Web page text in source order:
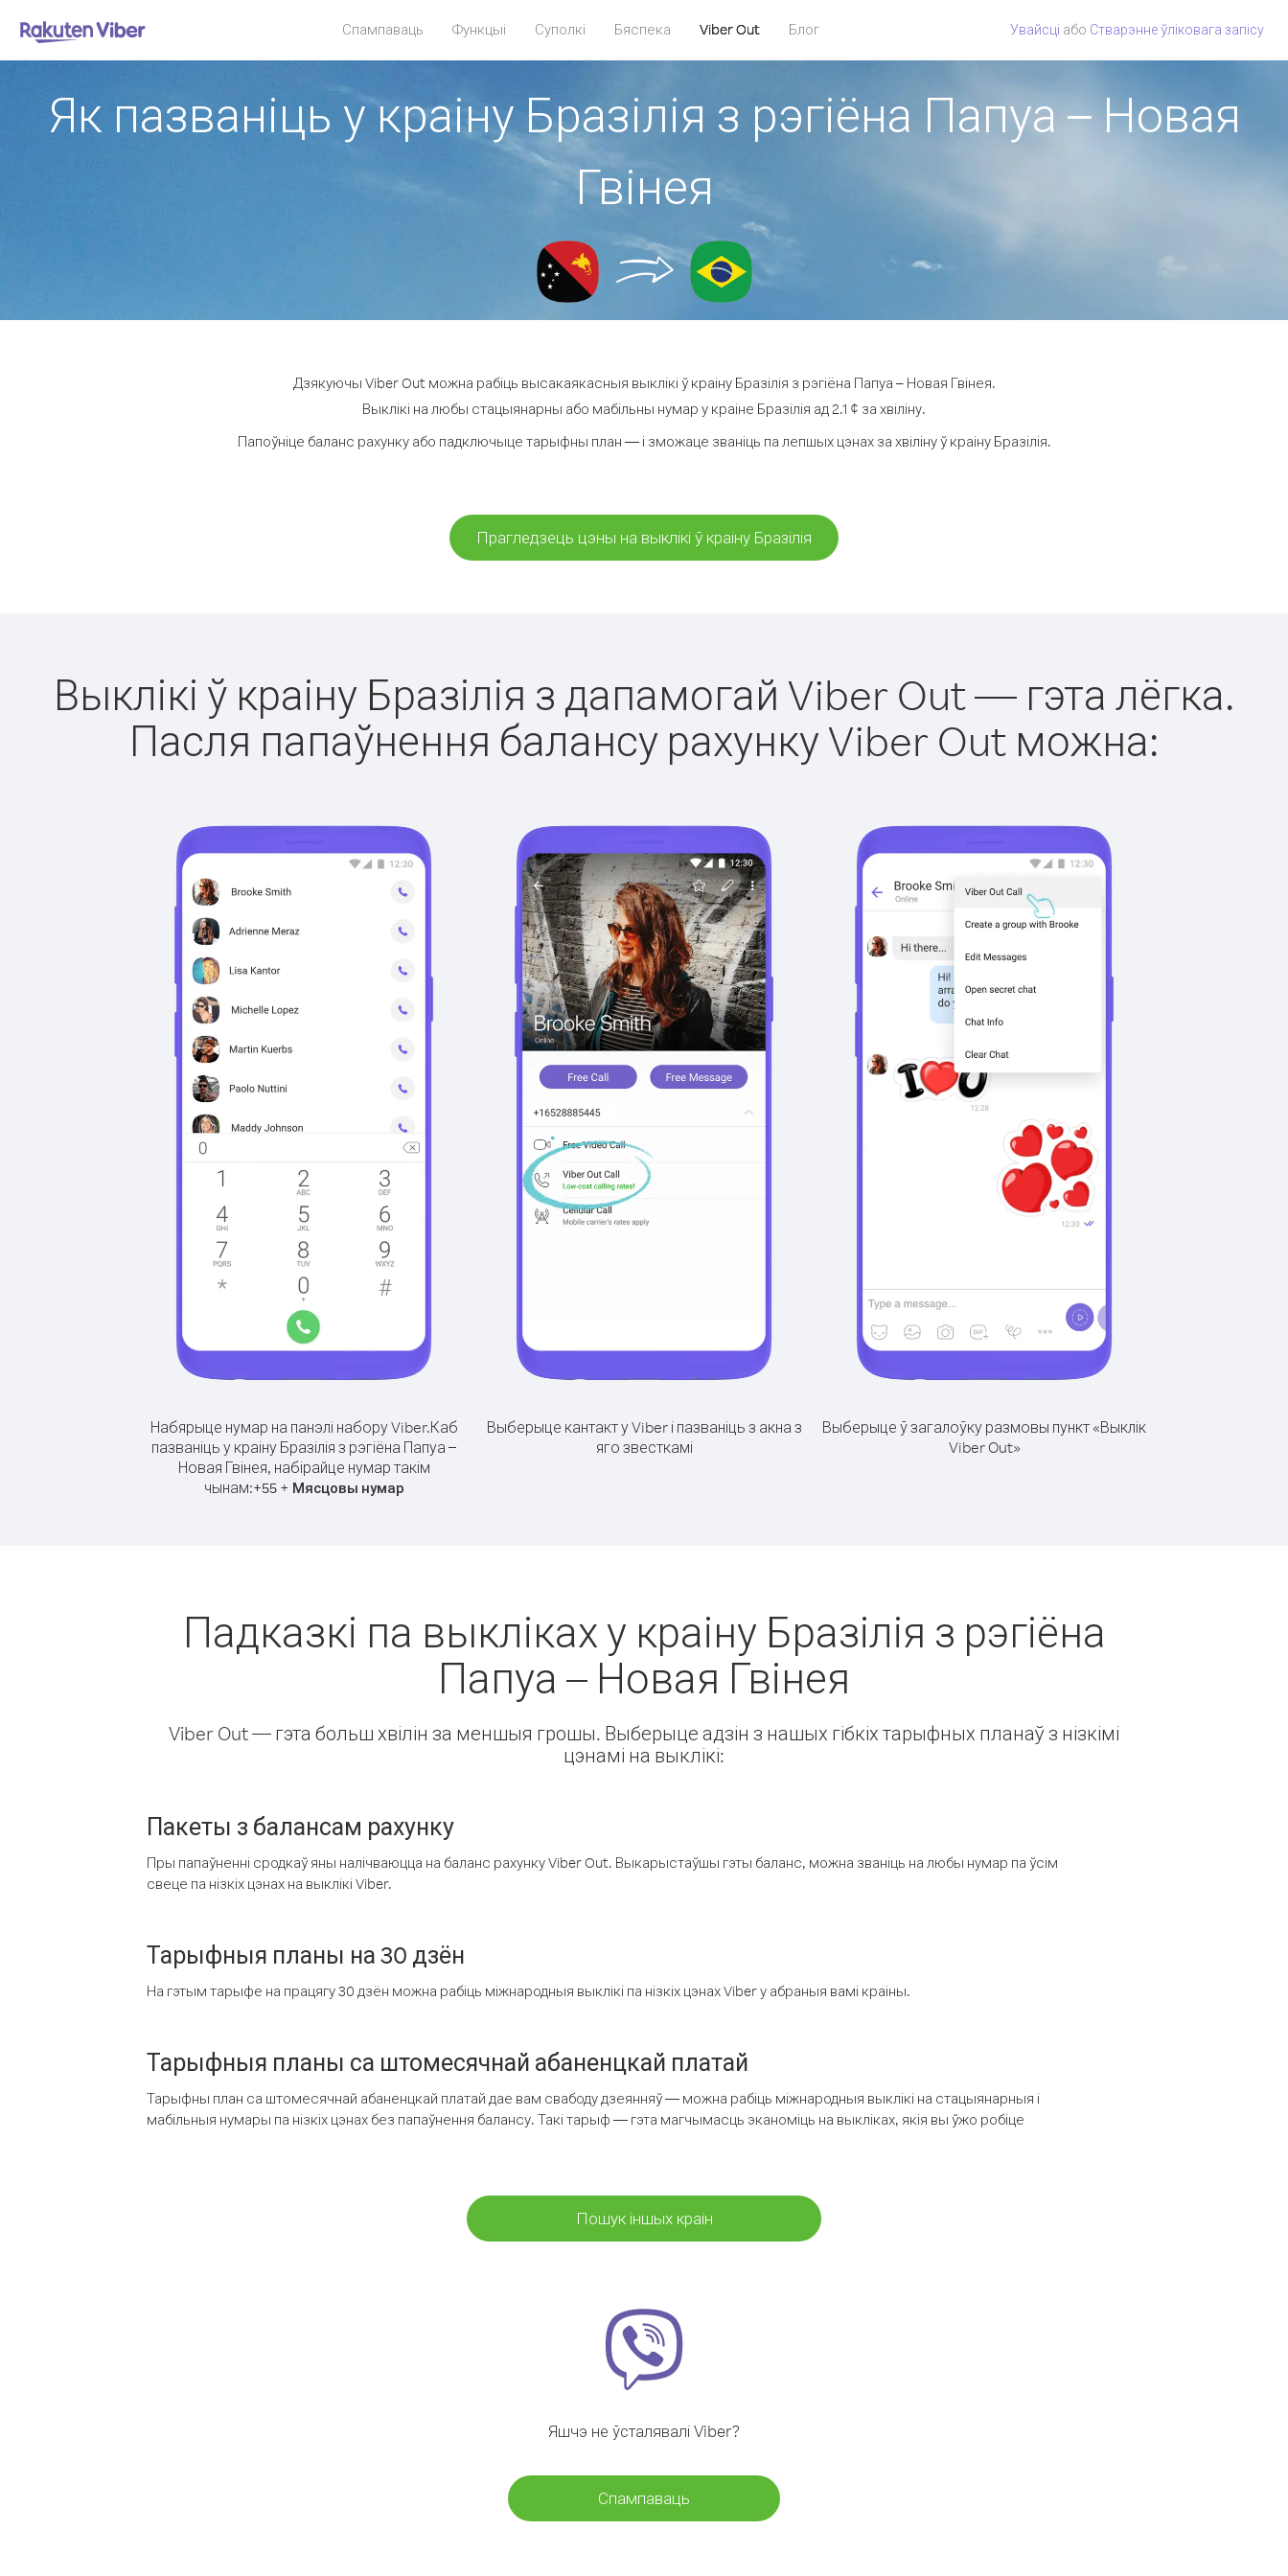
Спампаваць Функцыі Суполкі Бяспека Viber Out Блог Увайсці або Стварэнне ўліковага запісу
Як пазваніць у краіну Бразілія з рэгіёна Папуа – Новая
Гвінея
Дзякуючы Viber Out можна рабіць высакаякасныя выклікі ў краіну Бразілія з рэгіёна Папуа – Новая Гвінея.
Выклікі на любы стацыянарны або мабільны нумар у краіне Бразілія ад 2.1 ¢ за хвіліну.
Папоўніце баланс рахунку або падключыце тарыфны план — і зможаце званіць па лепшых цэнах за хвіліну ў краіну Бразілія.
Прагледзець цэны на выклікі ў краіну Бразілія
Выклікі ў краіну Бразілія з дапамогай Viber Out — гэта лёгка.
Пасля папаўнення балансу рахунку Viber Out можна:
Набярыце нумар на панэлі набору Viber.Каб
пазваніць у краіну Бразілія з рэгіёна Папуа –
Новая Гвінея, набірайце нумар такім
чынам:+55+ Мясцовы нумар
Выберыце кантакт у Viber і пазваніць з акна з
яго звесткамі
Выберыце ў загалоўку размовы пункт «Выклік
Viber Out»
Падказкі па выкліках у краіну Бразілія з рэгіёна
Папуа – Новая Гвінея
Viber Out — гэта больш хвілін за меншыя грошы. Выберыце адзін з нашых гібкіх тарыфных планаў з нізкімі
цэнамі на выклікі:
Пакеты з балансам рахунку
Пры папаўненні сродкаў яны налічваюцца на баланс рахунку Viber Out. Выкарыстаўшы гэты баланс, можна званіць на любы нумар па ўсім
свеце па нізкіх цэнах на выклікі Viber.
Тарыфныя планы на 30 дзён
На гэтым тарыфе на працягу 30 дзён можна рабіць міжнародныя выклікі па нізкіх цэнах Viber у абраныя вамі краіны.
Тарыфныя планы са штомесячнай абаненцкай платай
Тарыфны план са штомесячнай абаненцкай платай дае вам свабоду дзеянняў — можна рабіць міжнародныя выклікі на стацыянарныя і
мабільныя нумары па нізкіх цэнах без папаўнення балансу. Такі тарыф — гэта магчымасць эканоміць на выкліках, якія вы ўжо робіце
Пошук іншых краін
Яшчэ не ўсталявалі Viber?
Спампаваць